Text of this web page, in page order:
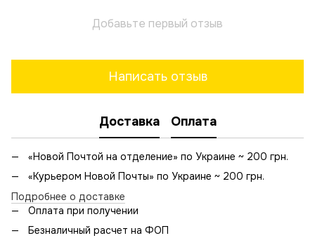
Добавьте первый отзыв
Написать отзыв
Доставка Оплата
«Новой Почтой на отделение» по Украине ~ 200 грн.
«Курьером Новой Почты» по Украине ~ 200 грн.
Подробнее о доставке
Оплата при получении
Безналичный расчет на ФОП